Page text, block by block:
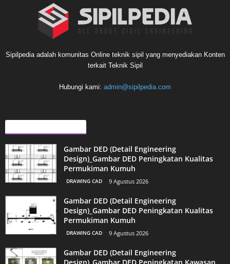
Sipilpedia adalah komunitas Online teknik sipil yang menyediakan Konten
terkait Teknik Sipil
Hubungi kami: admin@sipilpedia.com
ARTIKEL LAINNYA
Gambar DED (Detail Engineering
Design)_Gambar DED Peningkatan Kualitas
Permukiman Kumuh
DRAWING CAD 9 Agustus 2026
Gambar DED (Detail Engineering
Design)_Gambar DED Peningkatan Kualitas
Permukiman Kumuh
DRAWING CAD 9 Agustus 2026
Gambar DED (Detail Engineering